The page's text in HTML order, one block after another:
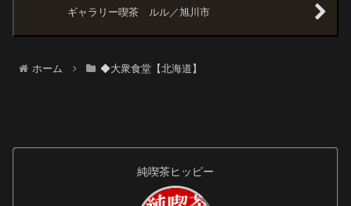
ギャラリー喫茶 ルル／旭川市
ホーム ◆大衆食堂【北海道】
純喫茶ヒッピー